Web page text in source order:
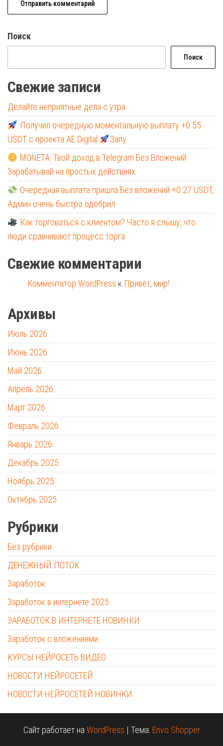
Поиск
Поиск
Свежие записи
Делайте неприятные дела с утра.
Получил очередную моментальную выплату +0.55
USDT с проекта AE Digital
Запу
MONETA: Твой доход в Telegram Без Вложений
Зарабатывай на простых действиях:
Очередная выплата пришла Без вложений +0.27 USDT,
Админ очень быстро одобрил
Как торговаться с клиентом? Часто я слышу, что
люди сравнивают процесс торга
Свежие комментарии
Комментатор WordPress к Привет, мир!
Архивы
Июль 2026
Июнь 2026
Май 2026
Апрель 2026
Март 2026
Февраль 2026
Январь 2026
Декабрь 2025
Ноябрь 2025
Октябрь 2025
Рубрики
Без рубрики
ДЕНЕЖНЫЙ ПОТОК
Заработок
Заработок в интернете 2025
ЗАРАБОТОК В ИНТЕРНЕТЕ НОВИНКИ
Заработок с вложениями
КУРСЫ НЕЙРОСЕТЬ ВИДЕО
НОВОСТИ НЕЙРОСЕТЕЙ
НОВОСТИ НЕЙРОСЕТЕЙ НОВИНКИ
Сайт работает на WordPress | Тема: Envo Shopper